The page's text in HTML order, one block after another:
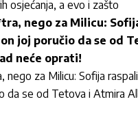
osjećanja, a evo i zašto
nego za Milicu:
joj poručio da se od
neće oprati!
nego za Milicu: Sofija
da se od Tetova i Atmira